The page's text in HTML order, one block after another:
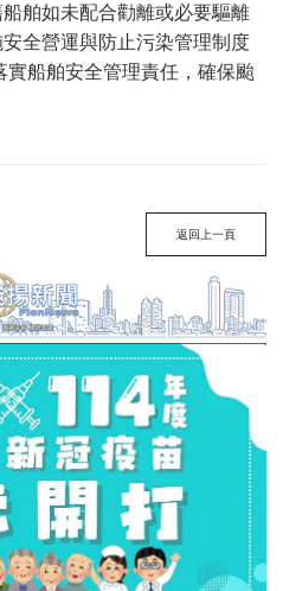
舶如未配合勸離或必要驅離
全營運與防止污染管理制度
實船舶安全管理責任，確保颱
返回上一頁